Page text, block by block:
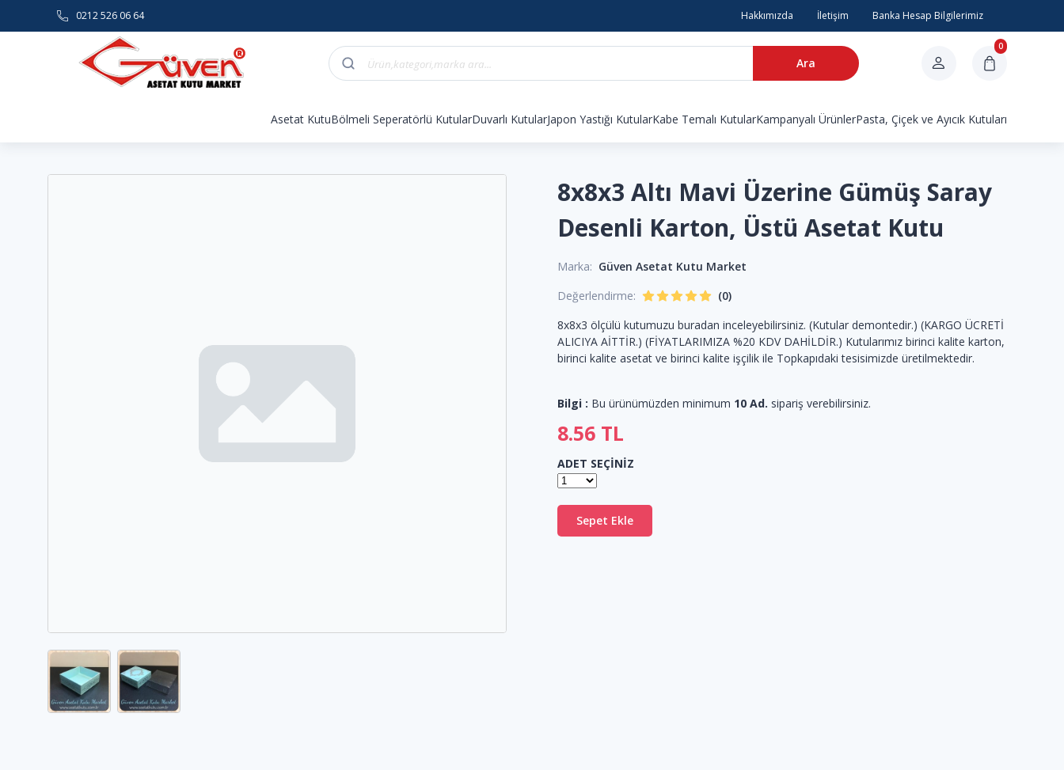
0212 526 06 64 Hakkımızda İletişim Banka Hesap Bilgilerimiz
Ara
0
Asetat KutuBölmeli Seperatörlü KutularDuvarlı KutularJapon Yastığı KutularKabe Temalı KutularKampanyalı ÜrünlerPasta, Çiçek ve Ayıcık Kutuları
8x8x3 Altı Mavi Üzerine Gümüş Saray
Desenli Karton, Üstü Asetat Kutu
Marka: Güven Asetat Kutu Market
Değerlendirme:
(0)
8x8x3 ölçülü kutumuzu buradan inceleyebilirsiniz. (Kutular demontedir.) (KARGO ÜCRETİ
ALICIYA AİTTİR.) (FİYATLARIMIZA %20 KDV DAHİLDİR.) Kutularımız birinci kalite karton,
birinci kalite asetat ve birinci kalite işçilik ile Topkapıdaki tesisimizde üretilmektedir.
Bilgi : Bu ürünümüzden minimum 10 Ad. sipariş verebilirsiniz.
8.56 TL
ADET SEÇİNİZ
Sepet Ekle